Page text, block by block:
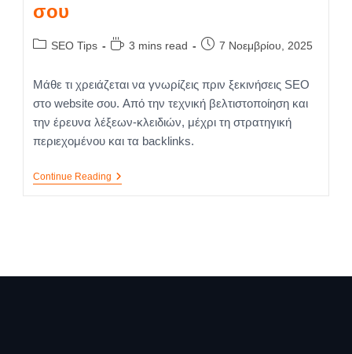
σου
SEO Tips 3 mins read 7 Νοεμβρίου, 2025
Μάθε τι χρειάζεται να γνωρίζεις πριν ξεκινήσεις SEO
στο website σου. Aπό την τεχνική βελτιστοποίηση και
την έρευνα λέξεων-κλειδιών, μέχρι τη στρατηγική
περιεχομένου και τα backlinks.
Continue Reading